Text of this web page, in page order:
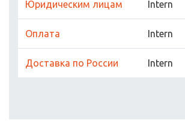
Юридическим лицам Intern
Оплата Intern
Доставка по России Intern